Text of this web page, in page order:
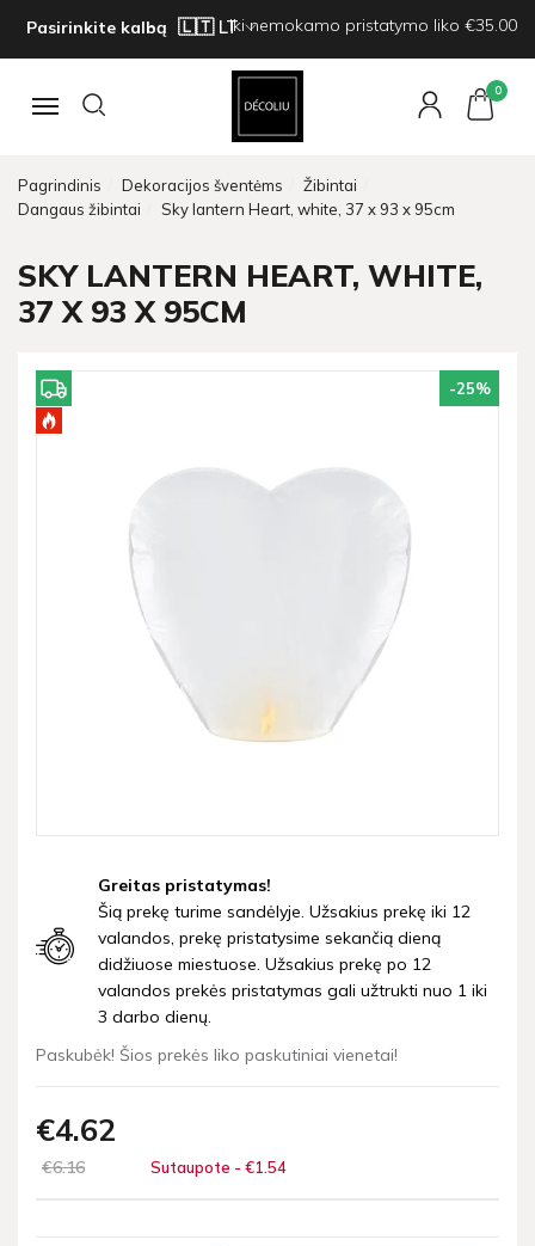
Pasirinkite kalbą Iki nemokamo pristatymo liko €35.00
Navigacija
0
Pagrindinis Dekoracijos šventėms
Žibintai
Dangaus žibintai
Sky lantern Heart, white, 37 x 93 x 95cm
SKY LANTERN HEART, WHITE,
37 X 93 X 95CM
-25%
Greitas pristatymas!
Šią prekę turime sandėlyje. Užsakius prekę iki 12
valandos, prekę pristatysime sekančią dieną
didžiuose miestuose. Užsakius prekę po 12
valandos prekės pristatymas gali užtrukti nuo 1 iki
3 darbo dienų.
Paskubėk! Šios prekės liko paskutiniai vienetai!
€4 62
€616 Sutaupote - €1 54